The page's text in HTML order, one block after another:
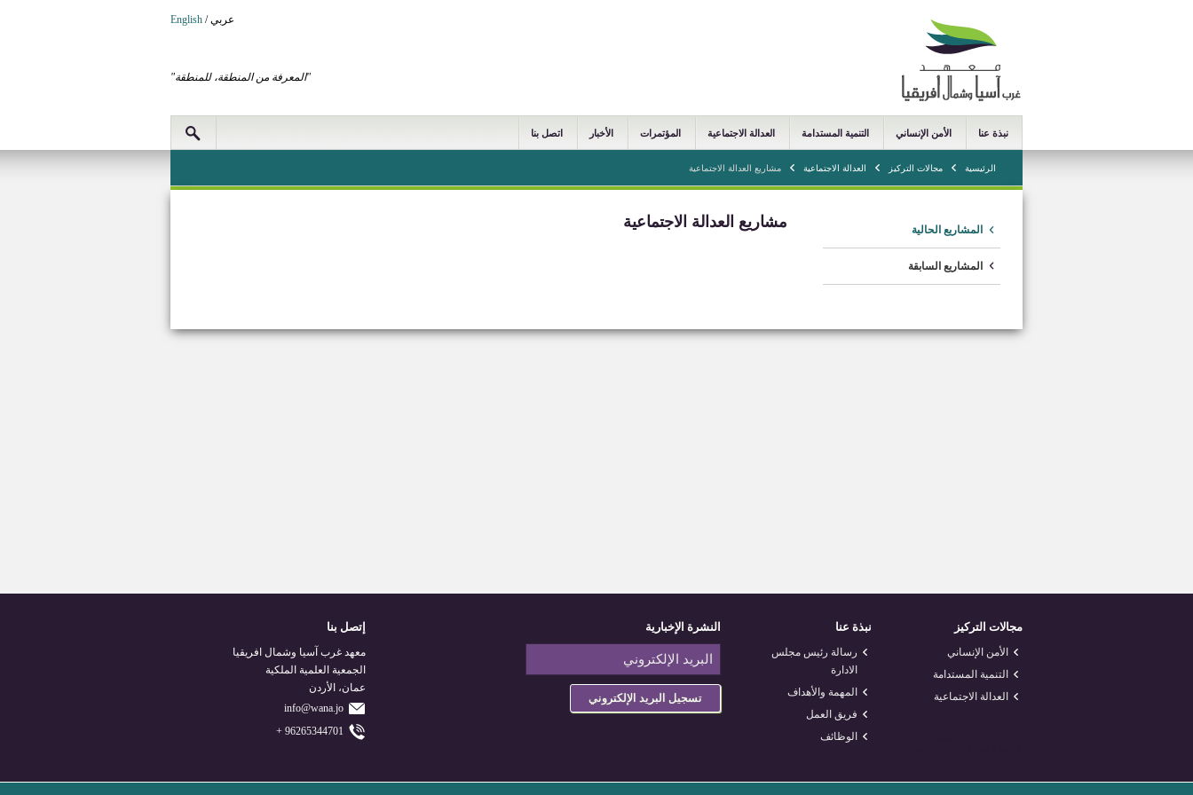
عربي/
English
"المعرفة من المنطقة، للمنطقة"
نبذة عنا الأمن الإنساني التنمية المستدامة العدالة الاجتماعية المؤتمرات الأخبار اتصل بنا
الرئيسية مجالات التركيز العدالة الاجتماعية مشاريع العدالة الاجتماعية
المشاريع الحالية
المشاريع السابقة
مشاريع العدالة الاجتماعية
مجالات التركيز
الأمن الإنساني
التنمية المستدامة
العدالة الاجتماعية
نبذة عنا
رسالة رئيس مجلس
الادارة
المهمة والأهداف
فريق العمل
الوظائف
النشرة الإخبارية
تسجيل البريد الإلكتروني
إتصل بنا
معهد غرب آسيا وشمال افريقيا
الجمعية العلمية الملكية
عمان، الأردن
info@wana.jo
96265344701 +